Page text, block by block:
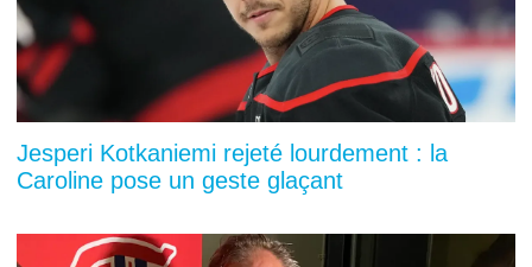
Jesperi Kotkaniemi rejeté lourdement : la
Caroline pose un geste glaçant